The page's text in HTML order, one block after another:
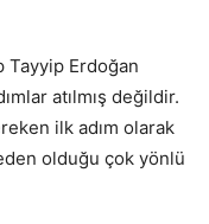
Tayyip Erdoğan
atılmış değildir.
ilk adım olarak
olduğu çok yönlü